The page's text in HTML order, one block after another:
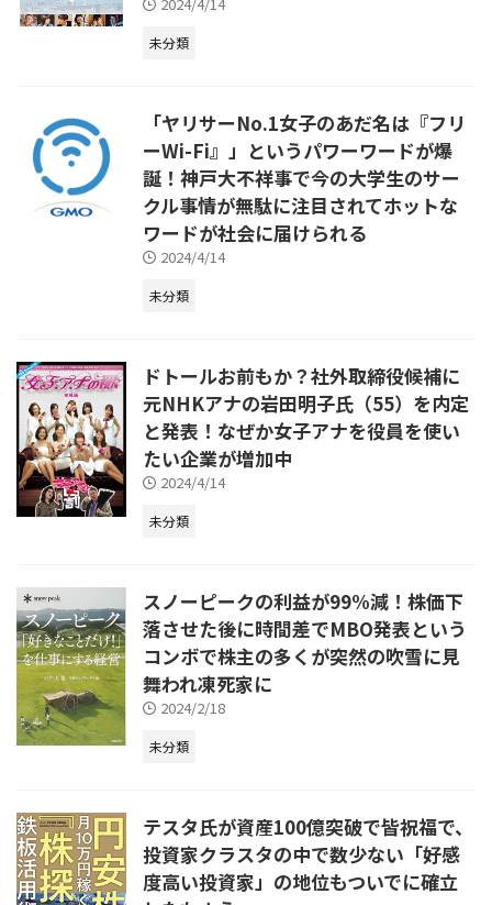
未分類
「ヤリサーNo.1女子のあだ名は『フリ
ーWi-Fi』」というパワーワードが爆
誕！神戸大不祥事で今の大学生のサー
クル事情が無駄に注目されてホットな
ワードが社会に届けられる
2024/4/14
未分類
ドトールお前もか？社外取締役候補に
元NHKアナの岩田明子氏（55）を内定
と発表！なぜか女子アナを役員を使い
たい企業が増加中
2024/4/14
未分類
スノーピークの利益が99%減！株価下
落させた後に時間差でMBO発表という
コンボで株主の多くが突然の吹雪に見
舞われ凍死家に
2024/2/18
未分類
テスタ氏が資産100億突破で皆祝福で、
投資家クラスタの中で数少ない「好感
度高い投資家」の地位もついでに確立